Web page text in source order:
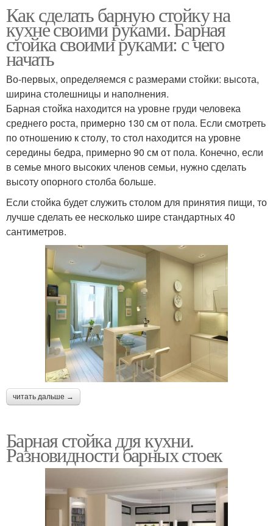
Как сделать барную стойку на
кухне своими руками. Барная
стойка своими руками: с чего
начать
Во-первых, определяемся с размерами стойки: высота,
ширина столешницы и наполнения.
Барная стойка находится на уровне груди человека
среднего роста, примерно 130 см от пола. Если смотреть
по отношению к столу, то стол находится на уровне
середины бедра, примерно 90 см от пола. Конечно, если
в семье много высоких членов семьи, нужно сделать
высоту опорного столба больше.
Если стойка будет служить столом для принятия пищи, то
лучше сделать ее несколько шире стандартных 40
сантиметров.
читать дальше →
Барная стойка для кухни.
Разновидности барных стоек